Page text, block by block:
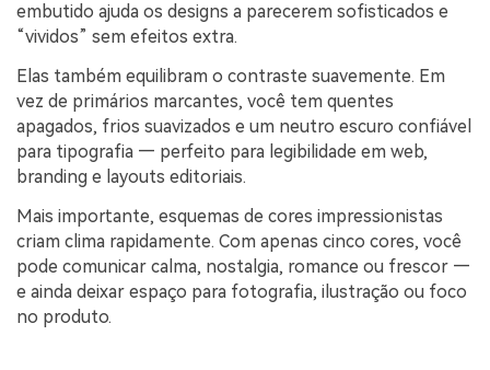
embutido ajuda os designs a parecerem sofisticados e
“vividos” sem efeitos extra.
Elas também equilibram o contraste suavemente. Em
vez de primários marcantes, você tem quentes
apagados, frios suavizados e um neutro escuro confiável
para tipografia — perfeito para legibilidade em web,
branding e layouts editoriais.
Mais importante, esquemas de cores impressionistas
criam clima rapidamente. Com apenas cinco cores, você
pode comunicar calma, nostalgia, romance ou frescor —
e ainda deixar espaço para fotografia, ilustração ou foco
no produto.